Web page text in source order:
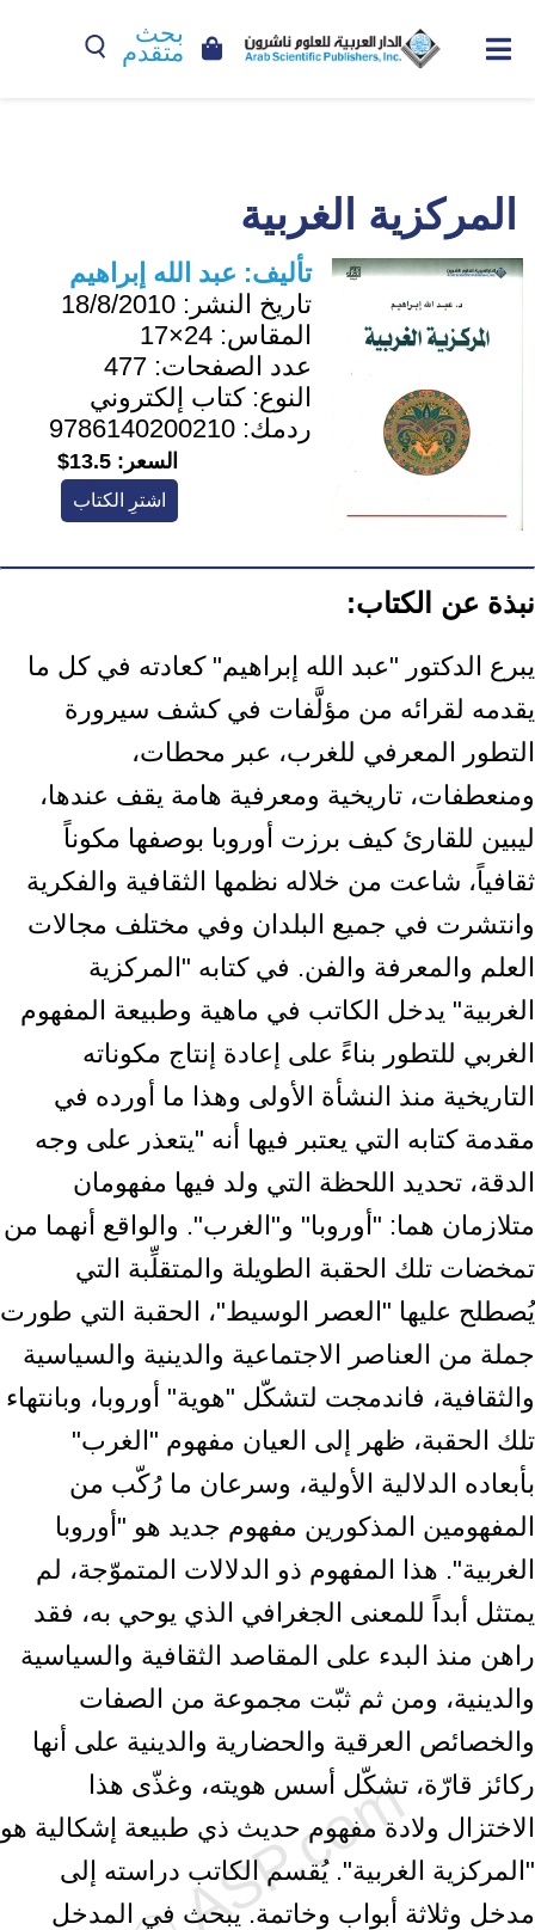
بحث
متقدم
المركزية الغربية
تأليف: عبد الله إبراهيم
تاريخ النشر: 18/8/2010
المقاس: 24×17
عدد الصفحات: 477
النوع:كتاب إلكتروني
ردمك: 9786140200210
السعر: 13.5$
اشترِ الكتاب
نبذة عن الكتاب:
يبرع الدكتور "عبد الله إبراهيم" كعادته في كل ما
يقدمه لقرائه من مؤلَّفات في كشف سيرورة
التطور المعرفي للغرب، عبر محطات،
ومنعطفات، تاريخية ومعرفية هامة يقف عندها،
ليبين للقارئ كيف برزت أوروبا بوصفها مكوناً
ثقافياً، شاعت من خلاله نظمها الثقافية والفكرية
وانتشرت في جميع البلدان وفي مختلف مجالات
العلم والمعرفة والفن. في كتابه "المركزية
الغربية" يدخل الكاتب في ماهية وطبيعة المفهوم
الغربي للتطور بناءً على إعادة إنتاج مكوناته
التاريخية منذ النشأة الأولى وهذا ما أورده في
مقدمة كتابه التي يعتبر فيها أنه "يتعذر على وجه
الدقة، تحديد اللحظة التي ولد فيها مفهومان
متلازمان هما: "أوروبا" و"الغرب". والواقع أنهما من
تمخضات تلك الحقبة الطويلة والمتقلِّبة التي
يُصطلح عليها "العصر الوسيط"، الحقبة التي طورت
جملة من العناصر الاجتماعية والدينية والسياسية
والثقافية، فاندمجت لتشكّل "هوية" أوروبا، وبانتهاء
تلك الحقبة، ظهر إلى العيان مفهوم "الغرب"
بأبعاده الدلالية الأولية، وسرعان ما رُكّب من
المفهومين المذكورين مفهوم جديد هو "أوروبا
الغربية". هذا المفهوم ذو الدلالات المتموّجة، لم
يمتثل أبداً للمعنى الجغرافي الذي يوحي به، فقد
راهن منذ البدء على المقاصد الثقافية والسياسية
والدينية، ومن ثم ثبّت مجموعة من الصفات
والخصائص العرقية والحضارية والدينية على أنها
ركائز قارّة، تشكّل أسس هويته، وغذّى هذا
الاختزال ولادة مفهوم حديث ذي طبيعة إشكالية هو
"المركزية الغربية". يُقسم الكاتب دراسته إلى
مدخل وثلاثة أبواب وخاتمة. يبحث في المدخل